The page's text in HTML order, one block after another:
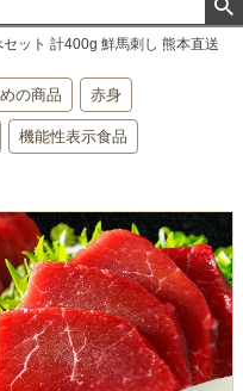
ット 計400g 鮮馬刺し 熊本直送
の商品 赤身
機能性表示食品